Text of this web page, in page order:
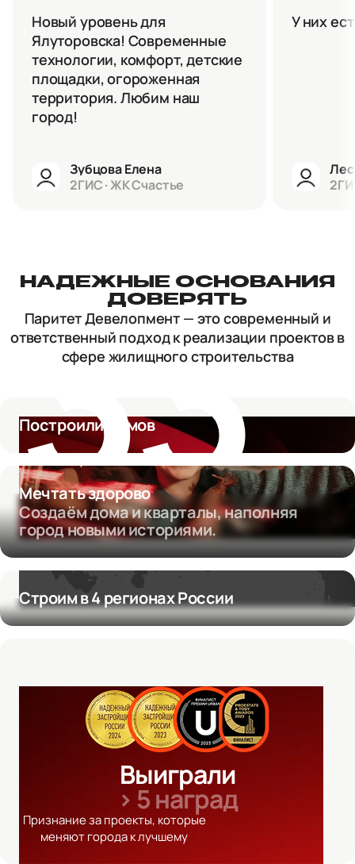
Новый уровень для
Ялуторовска! Современные
технологии, комфорт, детские
площадки, огороженная
территория. Любим наш
город!
Зубцова Елена
2ГИС · ЖК Счастье
У них
НАДЕЖНЫЕ ОСНОВАНИЯ
ДОВЕРЯТЬ
Паритет Девелопмент — это современный и
ответственный подход к реализации проектов в
сфере жилищного строительства
Построили домов
33
Мечтать здорово
Создаём дома и кварталы, наполняя
город новыми историями.
Строим в 4 регионах России
Выиграли
> 5 наград
Признание за проекты, которые
меняют города к лучшему